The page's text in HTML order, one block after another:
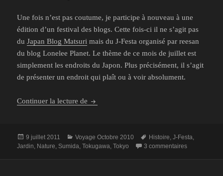
Une fois n’est pas coutume, je participe à nouveau à une
édition d’un festival des blogs. Cette fois-ci il ne s’agit pas
duJapan Blog Matsuri mais du J-Festa organisé par reesan
du blog Lonelee Planet. Le thème de ce mois de juillet est
simplement les endroits du Japon. Plus précisément, il s’agit
de présenter un endroit qui plaît ou à voir absolument.
Continuer la lecture de J-Festa – Les jardins du Hamarikyû
Publié
le
9 juillet 2011 Catégories
Voyage Octobre 2010
Mots-
clés
Histoire ,J-Festa
Jardin Nature Sumida ,Tokugawa ,Tokyo 3 commentairessur J-Festa